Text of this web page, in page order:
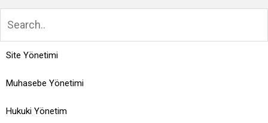
Site Yönetimi
Muhasebe Yönetimi
Hukuki Yönetim